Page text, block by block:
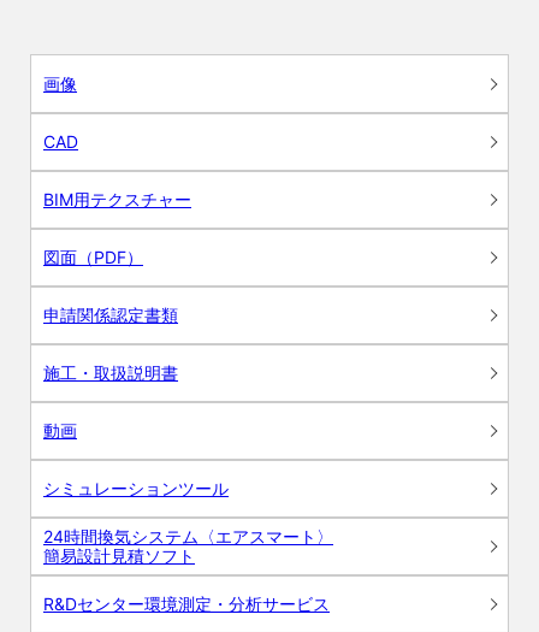
画像
CAD
BIM用テクスチャー
図面（PDF）
申請関係認定書類
施工・取扱説明書
動画
シミュレーションツール
24時間換気システム〈エアスマート〉
簡易設計見積ソフト
R&Dセンター環境測定・分析サービス